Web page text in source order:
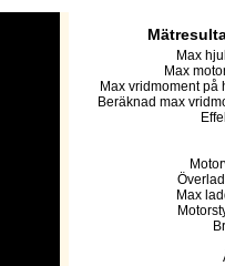
Max
Max
Max vridmoment på
Beräknad max
Max